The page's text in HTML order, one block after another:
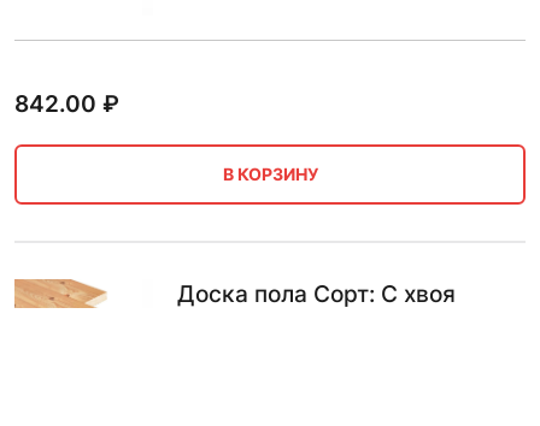
842.00 ₽
В КОРЗИНУ
Доска пола Сорт: C хвоя